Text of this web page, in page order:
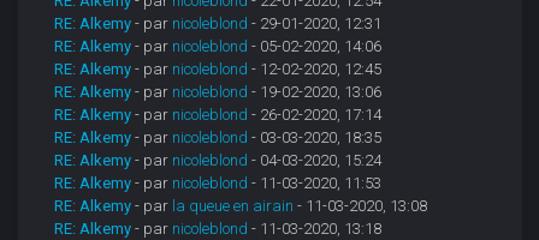
RE: Alkemy - par nicoleblond - 29-01-2020, 12:31
RE: Alkemy - par nicoleblond - 05-02-2020, 14:06
RE: Alkemy - par nicoleblond - 12-02-2020, 12:45
RE: Alkemy - par nicoleblond - 19-02-2020, 13:06
RE: Alkemy - par nicoleblond - 26-02-2020, 17:14
RE: Alkemy - par nicoleblond - 03-03-2020, 18:35
RE: Alkemy - par nicoleblond - 04-03-2020, 15:24
RE: Alkemy - par nicoleblond - 11-03-2020, 11:53
RE: Alkemy - par la queue en airain - 11-03-2020, 13:08
RE: Alkemy - par nicoleblond - 11-03-2020, 13:18